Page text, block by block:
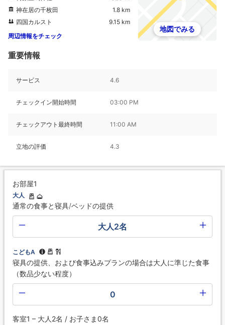
神在居の千枚田
1.8 km
四国カルスト
9.15 km
周辺情報をチェック
地図でみる
重要情報
サービス 4.6
チェックイン開始時間 03:00 PM
チェックアウト最終時間 11:00 AM
立地の評価 4.3
お部屋1
大人
通常の食事と寝具/ベッドの提供
大人2名
こどもA
寝具の提供、および食事込みプランの場合は大人に準じた食事
（数品少ない程度）
0
客室1 – 大人2名 / お子さま0名